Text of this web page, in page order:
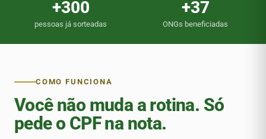
+300
pessoas já sorteadas
+37
ONGs beneficiadas
COMO FUNCIONA
Você não muda a rotina. Só
pede o CPF na nota.